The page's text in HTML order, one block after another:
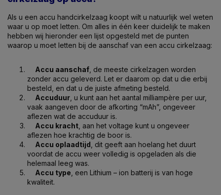
Als u een accu handcirkelzaag koopt wilt u natuurlijk wel weten
waar u op moet letten. Om alles in één keer duidelijk te maken
hebben wij hieronder een lijst opgesteld met de punten
waarop u moet letten bij de aanschaf van een accu cirkelzaag:
Accu aanschaf , de meeste cirkelzagen worden
zonder accu geleverd. Let er daarom op dat u die erbij
besteld, en dat u de juiste afmeting besteld.
Accuduur , u kunt aan het aantal milliampère per uur,
vaak aangeven door de afkorting “mAh”, ongeveer
aflezen wat de accuduur is.
Accu kracht , aan het voltage kunt u ongeveer
aflezen hoe krachtig de boor is.
Accu oplaadtijd , dit geeft aan hoelang het duurt
voordat de accu weer volledig is opgeladen als die
helemaal leeg was.
Accu type , een Lithium – ion batterij is van hoge
kwaliteit.